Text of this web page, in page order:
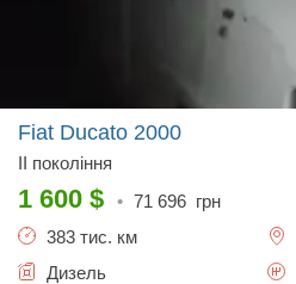
Fiat Ducato 2000
II покоління
1 600 $ • 71 696 грн
383 тис. км
Дизель